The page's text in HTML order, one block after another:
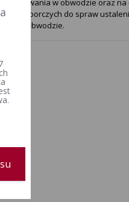
głosowania w obwodzie oraz na
wyborczych do spraw
w obwodzie.